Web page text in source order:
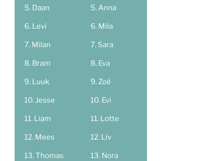
Daan
Levi
Milan
Bram
Luuk
Jesse
Liam
Mees
Thomas
Anna
Mila
Sara
Eva
Zoë
Evi
Lotte
Liv
Nora